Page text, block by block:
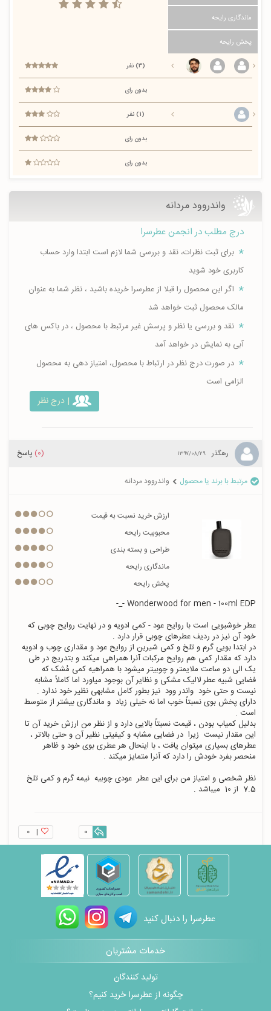
ماندگاری رایحه
پخش رایحه
(3) نفر
بدون رای
(1) نفر
بدون رای
بدون رای
واندروود مردانه
درج مطلب در انجمن عطرسرا
برای ثبت نظرات، نقد و بررسی شما لازم است ابتدا وارد حساب
کاربری خود شوید
اگر این محصول را قبلا از عطرسرا خریده باشید ، نظر شما به عنوان
مالک محصول ثبت خواهد شد
نقد و بررسی یا نظر و پرسش غیر مرتبط با محصول ، در باکس های
آبی به نمایش در خواهد آمد
در صورت درج نظر در ارتباط با محصول، امتیاز دهی به محصول
الزامی است
| درج نظر
رهگذر ۱۳۹۷/۰۸/۲۹ (0) پاسخ
مرتبط با برند یا محصول واندروود مردانه
ارزش خرید نسبت به قیمت
محبوبیت رایحه
طراحی و بسته بندی
ماندگاری رایحه
پخش رایحه
7.5  از 10  میباشد .
| ۰ 0
عطرسرا را دنبال کنید
خدمات مشتریان
تولید کنندگان
چگونه از عطرسرا خرید کنیم؟